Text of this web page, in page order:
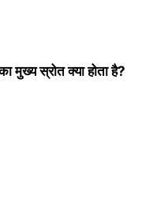
मुख्य स्रोत क्या होता है?